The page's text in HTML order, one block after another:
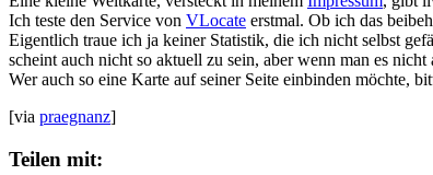
Ich teste den Service von VLocate erstmal. Ob ich das
Eigentlich traue ich ja keiner Statistik, die ich nicht selbst
scheint auch nicht so aktuell zu sein, aber wenn man es
Wer auch so eine Karte auf seiner Seite einbinden möchte,
[via praegnanz]
Teilen mit: